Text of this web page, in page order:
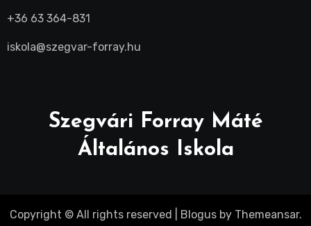
+36 63 364-831
iskola@szegvar-forray.hu
Szegvári Forray Máté
Általános Iskola
Copyright © All rights reserved Blogusby Themeansar.